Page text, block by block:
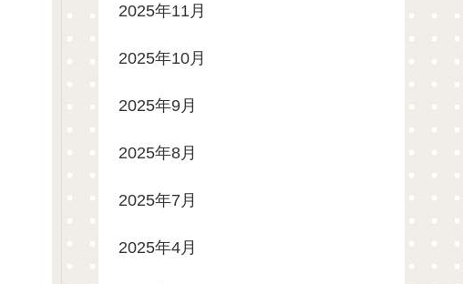
2025年11月
2025年10月
2025年9月
2025年8月
2025年7月
2025年4月